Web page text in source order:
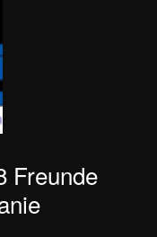
Freunde